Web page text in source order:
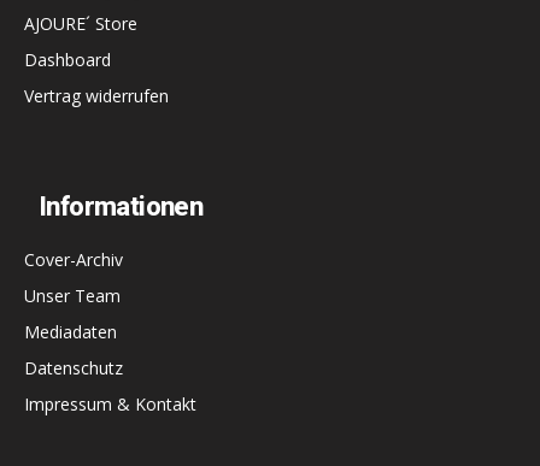
AJOURE´ Store
Dashboard
Vertrag widerrufen
Informationen
Cover-Archiv
Unser Team
Mediadaten
Datenschutz
Impressum & Kontakt